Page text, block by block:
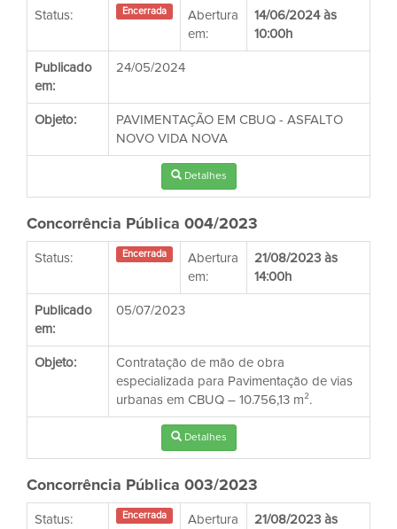
Status: Encerrada
Abertura
em:
14/06/2024 às
10:00h
Publicado
em:
24/05/2024
Objeto:
PAVIMENTAÇÃO EM CBUQ - ASFALTO
NOVO VIDA NOVA
Detalhes
Concorrência Pública 004/2023
Status: Encerrada
Abertura
em:
21/08/2023 às
14:00h
Publicado
em:
05/07/2023
Objeto:
Contratação de mão de obra
especializada para Pavimentação de vias
urbanas em CBUQ – 10.756,13 m².
Detalhes
Concorrência Pública 003/2023
Status: Encerrada
Abertura
21/08/2023 às